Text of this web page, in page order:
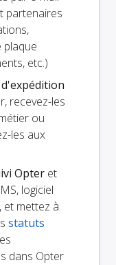
partenaires
plaque
etc.)
recevez-les
ou
les aux
Opter et
logiciel
et mettez à
statuts
dans Opter